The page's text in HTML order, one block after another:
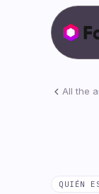
All the
QUIÉN